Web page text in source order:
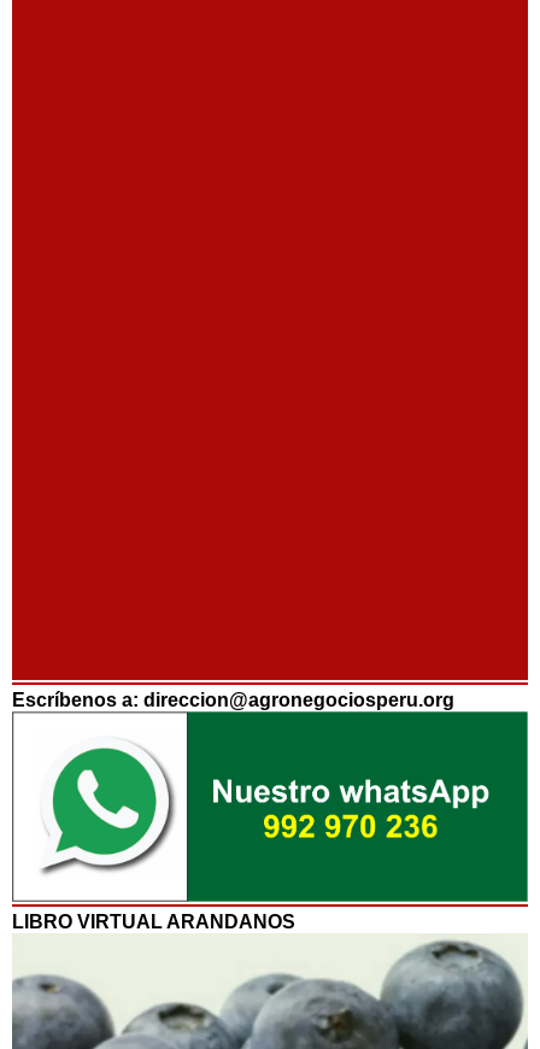
Escríbenos a: direccion@agronegociosperu.org
LIBRO VIRTUAL ARANDANOS